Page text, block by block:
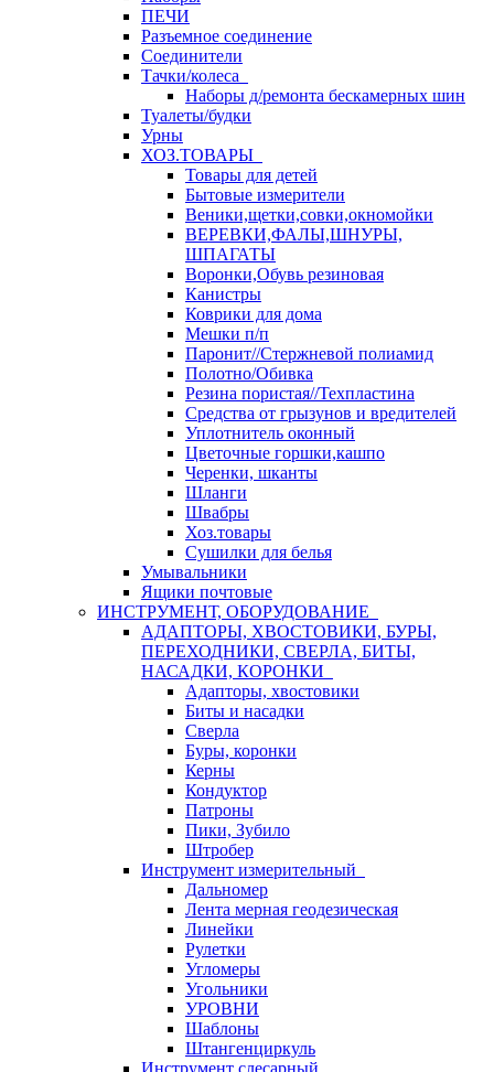
ПЕЧИ
Разъемное соединение
Соединители
Тачки/колеса
Наборы д/ремонта бескамерных шин
Туалеты/будки
Урны
ХОЗ.ТОВАРЫ
Товары для детей
Бытовые измерители
Веники,щетки,совки,окномойки
ВЕРЕВКИ,ФАЛЫ,ШНУРЫ,
ШПАГАТЫ
Воронки,Обувь резиновая
Канистры
Коврики для дома
Мешки п/п
Паронит//Стержневой полиамид
Полотно/Обивка
Резина пористая//Техпластина
Средства от грызунов и вредителей
Уплотнитель оконный
Цветочные горшки,кашпо
Черенки, шканты
Шланги
Швабры
Хоз.товары
Сушилки для белья
Умывальники
Ящики почтовые
ИНСТРУМЕНТ, ОБОРУДОВАНИЕ
АДАПТОРЫ, ХВОСТОВИКИ, БУРЫ,
ПЕРЕХОДНИКИ, СВЕРЛА, БИТЫ,
НАСАДКИ, КОРОНКИ
Адапторы, хвостовики
Биты и насадки
Сверла
Буры, коронки
Керны
Кондуктор
Патроны
Пики, Зубило
Штробер
Инструмент измерительный
Дальномер
Лента мерная геодезическая
Линейки
Рулетки
Угломеры
Угольники
УРОВНИ
Шаблоны
Штангенциркуль
Инструмент слесарный